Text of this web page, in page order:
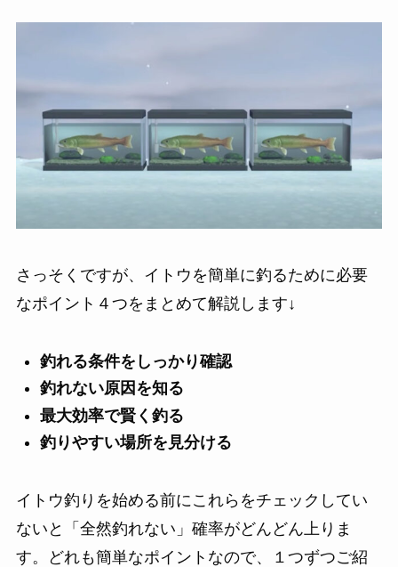
さっそくですが、イトウを簡単に釣るために必要
なポイント４つをまとめて解説します↓
釣れる条件をしっかり確認
釣れない原因を知る
最大効率で賢く釣る
釣りやすい場所を見分ける
イトウ釣りを始める前にこれらをチェックしてい
ないと「全然釣れない」確率がどんどん上りま
す。どれも簡単なポイントなので、１つずつご紹